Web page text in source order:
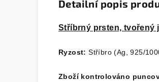
Detailní popis
Stříbrný prsten, tvořený
Ryzost: Stříbro (Ag, 925/
Zboží kontrolováno